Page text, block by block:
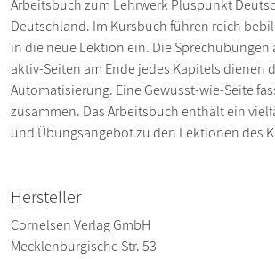
Arbeitsbuch zum Lehrwerk Pluspunkt
Deutschland. Im Kursbuch führen reich
in die neue Lektion ein. Die Sprechübungen
aktiv-Seiten am Ende jedes Kapitels dienen
Automatisierung. Eine Gewusst-wie-Seite
zusammen. Das Arbeitsbuch enthält ein
und Übungsangebot zu den Lektionen des
Hersteller
Cornelsen Verlag GmbH
Mecklenburgische Str. 53